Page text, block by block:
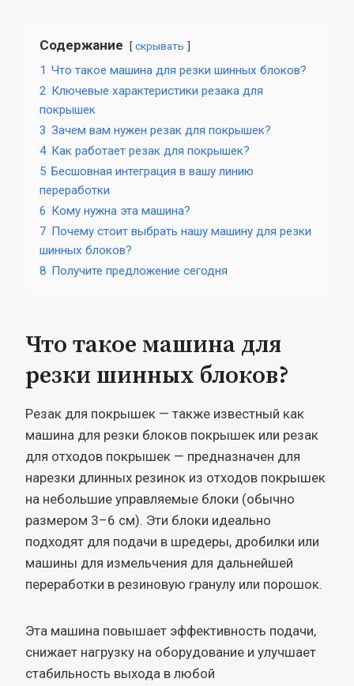
Содержание скрывать
1 Что такое машина для резки шинных блоков?
2 Ключевые характеристики резака для
покрышек
3 Зачем вам нужен резак для покрышек?
4 Как работает резак для покрышек?
5 Бесшовная интеграция в вашу линию
переработки
6 Кому нужна эта машина?
7 Почему стоит выбрать нашу машину для резки
шинных блоков?
8 Получите предложение сегодня
Что такое машина для
резки шинных блоков?
Резак для покрышек — также известный как
машина для резки блоков покрышек или резак
для отходов покрышек — предназначен для
нарезки длинных резинок из отходов покрышек
на небольшие управляемые блоки (обычно
размером 3–6 см). Эти блоки идеально
подходят для подачи в шредеры, дробилки или
машины для измельчения для дальнейшей
переработки в резиновую гранулу или порошок.
Эта машина повышает эффективность подачи,
снижает нагрузку на оборудование и улучшает
стабильность выхода в любой